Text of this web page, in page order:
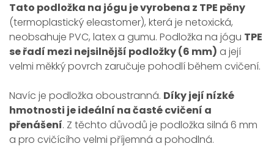
Tato podložka na jógu je vyrobena z TPE pěny
(termoplastický eleastomer), která je netoxická,
neobsahuje PVC, latex a gumu. Podložka na jógu TPE
se řadí mezi nejsilnější podložky (6 mm) a její
velmi měkký povrch zaručuje pohodlí během cvičení.
Navíc je podložka oboustranná. Díky její nízké
hmotnosti je ideální na časté cvičení a
přenášení. Z těchto důvodů je podložka silná 6 mm
a pro cvičícího velmi příjemná a pohodlná.